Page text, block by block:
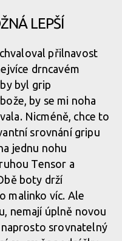
LEPŠÍ
přilnavost
drncavém
byl grip
by se mi noha
Nicméně, chce to
srovnání gripu
jednu nohu
Tensor a
boty drží
malinko víc. Ale
nemají úplně novou
naprosto srovnatelný